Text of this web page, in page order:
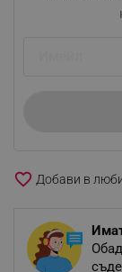
favorite_border